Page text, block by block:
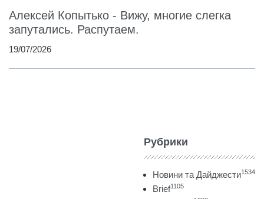
Алексей Копытько - Вижу, многие слегка
запутались. Распутаем.
19/07/2026
Рубрики
Новини та Дайджести1534
Brief1105